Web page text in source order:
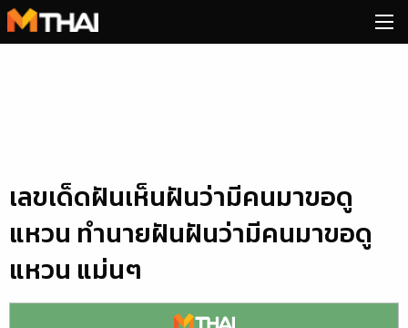
Skip
to
เลขเด็ดฝันเห็นฝันว่ามีคนมาขอดู
แหวน ทำนายฝันฝันว่ามีคนมาขอดู
แหวน แม่นๆ